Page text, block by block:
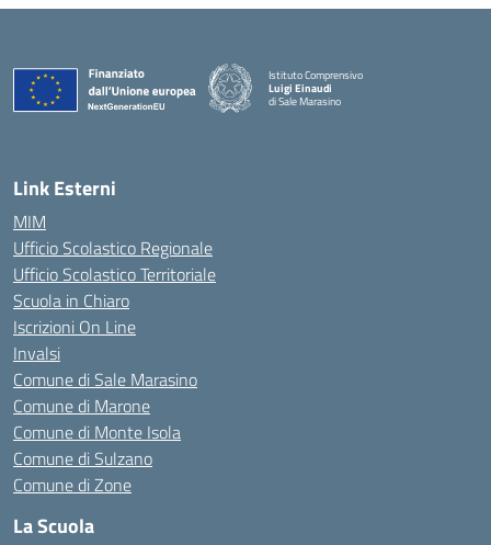
Istituto Comprensivo
Luigi Einaudi
di Sale Marasino
Link Esterni
MIM
Ufficio Scolastico Regionale
Ufficio Scolastico Territoriale
Scuola in Chiaro
Iscrizioni On Line
Invalsi
Comune di Sale Marasino
Comune di Marone
Comune di Monte Isola
Comune di Sulzano
Comune di Zone
La Scuola